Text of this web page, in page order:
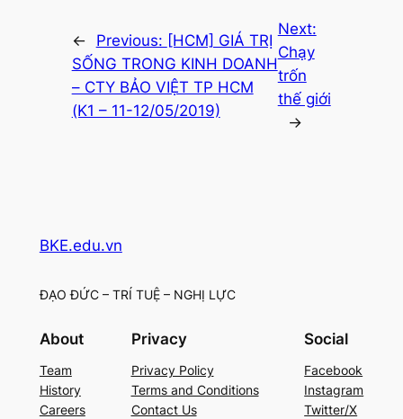
← Previous: [HCM] GIÁ TRỊ
SỐNG TRONG KINH DOANH
– CTY BẢO VIỆT TP HCM
(K1 – 11-12/05/2019)
Next:
Chạy
trốn
thế giới
→
BKE.edu.vn
ĐẠO ĐỨC – TRÍ TUỆ – NGHỊ LỰC
About
Team
History
Careers
Privacy
Privacy Policy
Terms and Conditions
Contact Us
Social
Facebook
Instagram
Twitter/X